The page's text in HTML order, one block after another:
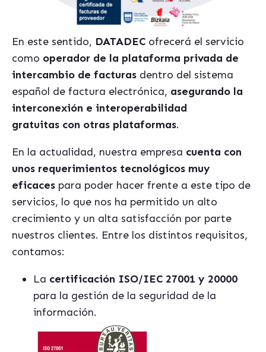
En este sentido, DATADEC ofrecerá el servicio
como operador de la plataforma privada de
intercambio de facturas dentro del sistema
español de factura electrónica, asegurando la
interconexión e interoperabilidad
gratuitas con otras plataformas.
En la actualidad, nuestra empresa cuenta con
unos requerimientos tecnológicos muy
eficaces para poder hacer frente a este tipo de
servicios, lo que nos ha permitido un alto
crecimiento y un alta satisfacción por parte
nuestros clientes. Entre los distintos requisitos,
contamos:
La certificación ISO/IEC 27001 y 20000
para la gestión de la seguridad de la
información.